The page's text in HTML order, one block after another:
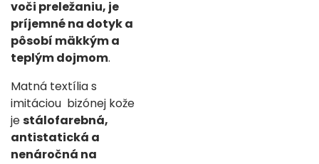
voči preležaniu, je
príjemné na dotyk a
pôsobí mäkkým a
teplým dojmom.
Matná textília s
imitáciou bizónej kože
jestálofarebná,
antistatická a
nenáročná na